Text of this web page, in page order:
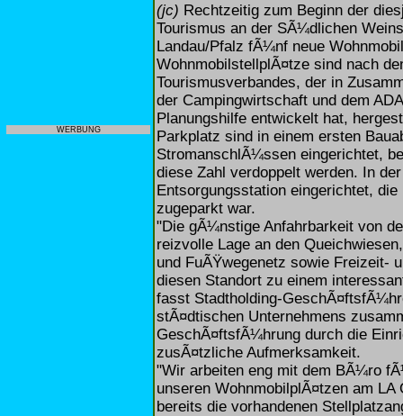
WERBUNG
(jc) Rechtzeitig zum Beginn der
Tourismus an der SÃ¼dlichen
Landau/Pfalz fÃ¼nf neue
WohnmobilstellplÃ¤tze sind nach
Tourismusverbandes, der in
der Campingwirtschaft und dem
Planungshilfe entwickelt hat,
Parkplatz sind in einem ersten
StromanschlÃ¼ssen eingerichtet,
diese Zahl verdoppelt werden. In
Entsorgungsstation eingerichtet,
zugeparkt war.
"Die gÃ¼nstige Anfahrbarkeit von
reizvolle Lage an den
und FuÃŸwegenetz sowie Freizeit-
diesen Standort zu einem
fasst Stadtholding-
stÃ¤dtischen Unternehmens
GeschÃ¤ftsfÃ¼hrung durch die
zusÃ¤tzliche Aufmerksamkeit.
"Wir arbeiten eng mit dem BÃ¼ro
unseren WohnmobilplÃ¤tzen am
bereits die vorhandenen